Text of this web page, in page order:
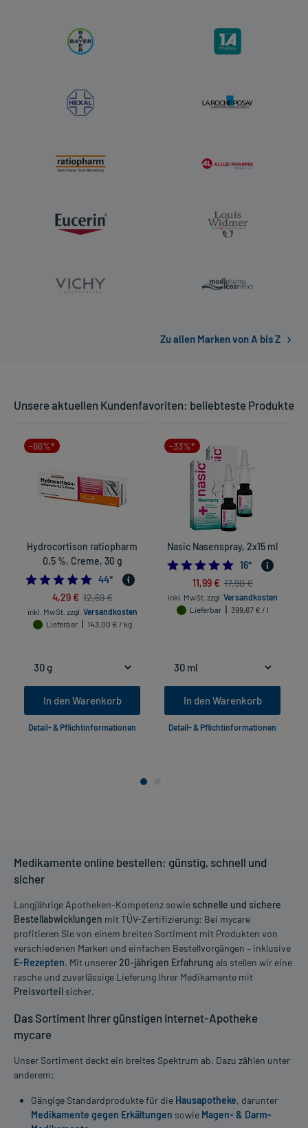
Zu allen Marken von A bis Z
Unsere aktuellen Kundenfavoriten: beliebteste Produkte
-66%*
Hydrocortison ratiopharm
0,5 %, Creme, 30 g
4.7727272727272725
44*
4,29 € 12,69 €
inkl. MwSt. zzgl. Versandkosten
Lieferbar
143,00 € / kg
In den Warenkorb
Detail- & Pflichtinformationen
-33%*
Nasic Nasenspray, 2x15 ml
4.875
16*
11,99 € 17,90 €
inkl. MwSt. zzgl. Versandkosten
Lieferbar
399,67 € / l
In den Warenkorb
Detail- & Pflichtinformationen
Medikamente online bestellen: günstig, schnell und
sicher
Langjährige Apotheken-Kompetenz sowieschnelle und sichere
Bestellabwicklungen mit TÜV-Zertifizierung: Bei mycare
profitieren Sie von einem breiten Sortiment mit Produkten von
verschiedenen Marken und einfachen Bestellvorgängen – inklusive
E-Rezepten. Mit unserer20-jährigen Erfahrung als stellen wir eine
rasche und zuverlässige Lieferung Ihrer Medikamente mit
Preisvorteil sicher.
Das Sortiment Ihrer günstigen Internet-Apotheke
mycare
Unser Sortiment deckt ein breites Spektrum ab. Dazu zählen unter
anderem:
Gängige Standardprodukte für die Hausapotheke, darunter
Medikamente gegen Erkältungen sowie Magen- & Darm-